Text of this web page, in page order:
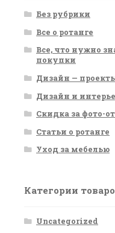
Без рубрики
Все о ротанге
Все, что нужно
покупки
Дизайн —
Дизайн и
Скидка за фото-
Статьи о ротанге
Уход за мебелью
Категории
Uncategorized